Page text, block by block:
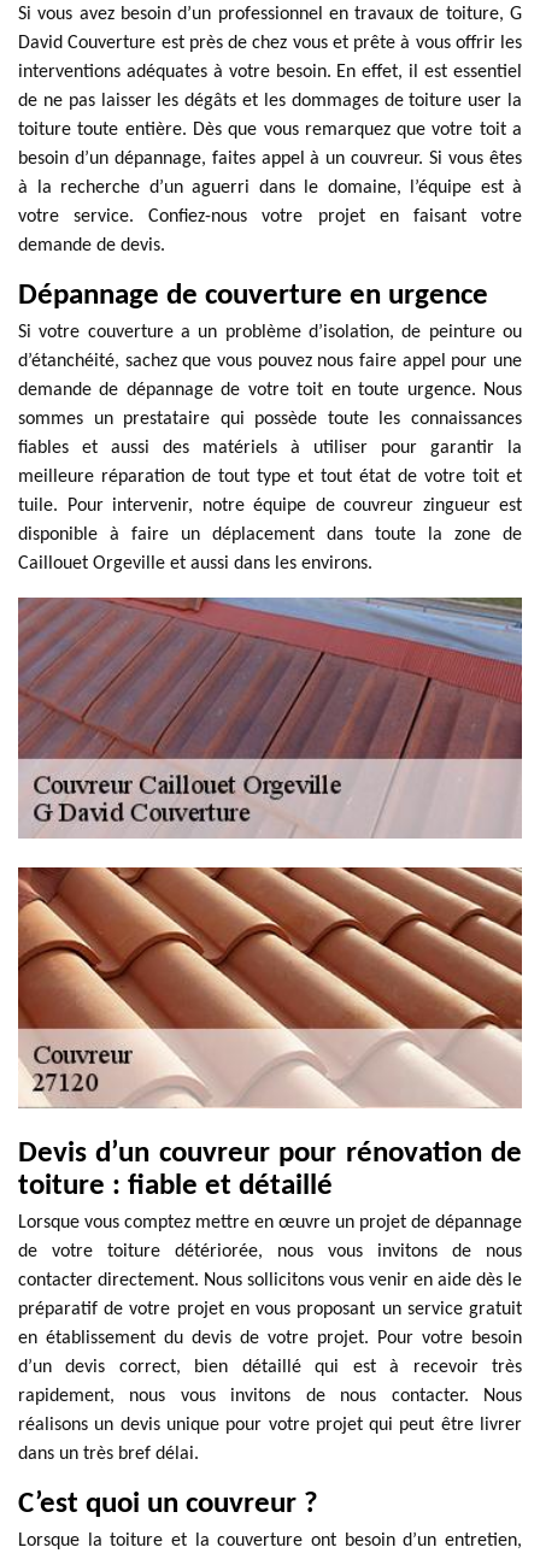
Si vous avez besoin d’un professionnel en travaux de toiture, G
David Couverture est près de chez vous et prête à vous offrir les
interventions adéquates à votre besoin. En effet, il est essentiel
de ne pas laisser les dégâts et les dommages de toiture user la
toiture toute entière. Dès que vous remarquez que votre toit a
besoin d’un dépannage, faites appel à un couvreur. Si vous êtes
à la recherche d’un aguerri dans le domaine, l’équipe est à
votre service. Confiez-nous votre projet en faisant votre
demande de devis.
Dépannage de couverture en urgence
Si votre couverture a un problème d’isolation, de peinture ou
d’étanchéité, sachez que vous pouvez nous faire appel pour une
demande de dépannage de votre toit en toute urgence. Nous
sommes un prestataire qui possède toute les connaissances
fiables et aussi des matériels à utiliser pour garantir la
meilleure réparation de tout type et tout état de votre toit et
tuile. Pour intervenir, notre équipe de couvreur zingueur est
disponible à faire un déplacement dans toute la zone de
Caillouet Orgeville et aussi dans les environs.
Devis d’un couvreur pour rénovation de
toiture : fiable et détaillé
Lorsque vous comptez mettre en œuvre un projet de dépannage
de votre toiture détériorée, nous vous invitons de nous
contacter directement. Nous sollicitons vous venir en aide dès le
préparatif de votre projet en vous proposant un service gratuit
en établissement du devis de votre projet. Pour votre besoin
d’un devis correct, bien détaillé qui est à recevoir très
rapidement, nous vous invitons de nous contacter. Nous
réalisons un devis unique pour votre projet qui peut être livrer
dans un très bref délai.
C’est quoi un couvreur ?
Lorsque la toiture et la couverture ont besoin d’un entretien,